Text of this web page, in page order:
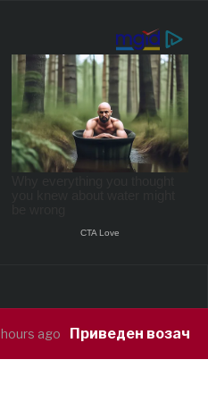
кој ја предизвикал